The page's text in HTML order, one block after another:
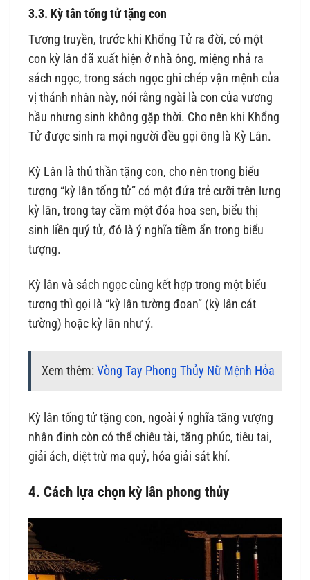
3.3. Kỳ tân tống tử tặng con
Tương truyền, trước khi Khổng Tử ra đời, có một
con kỳ lân đã xuất hiện ở nhà ông, miệng nhả ra
sách ngọc, trong sách ngọc ghi chép vận mệnh của
vị thánh nhân này, nói rằng ngài là con của vương
hầu nhưng sinh không gặp thời. Cho nên khi Khổng
Tử được sinh ra mọi người đều gọi ông là Kỳ Lân.
Kỳ Lân là thú thần tặng con, cho nên trong biểu
tượng “kỳ lân tống tử” có một đứa trẻ cưỡi trên lưng
kỳ lân, trong tay cầm một đóa hoa sen, biểu thị
sinh liền quý tử, đó là ý nghĩa tiềm ẩn trong biểu
tượng.
Kỳ lân và sách ngọc cùng kết hợp trong một biểu
tượng thì gọi là “kỳ lân tường đoan” (kỳ lân cát
tường) hoặc kỳ lân như ý.
Xem thêm:Vòng Tay Phong Thủy Nữ Mệnh Hỏa
Kỳ lân tống tử tặng con, ngoài ý nghĩa tăng vượng
nhân đinh còn có thể chiêu tài, tăng phúc, tiêu tai,
giải ách, diệt trừ ma quỷ, hóa giải sát khí.
4. Cách lựa chọn kỳ lân phong thủy